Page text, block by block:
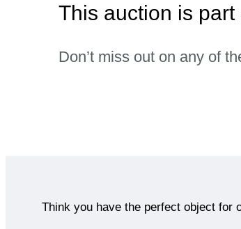
This auction is
Don’t miss out on any of
Think you have the perfect object for